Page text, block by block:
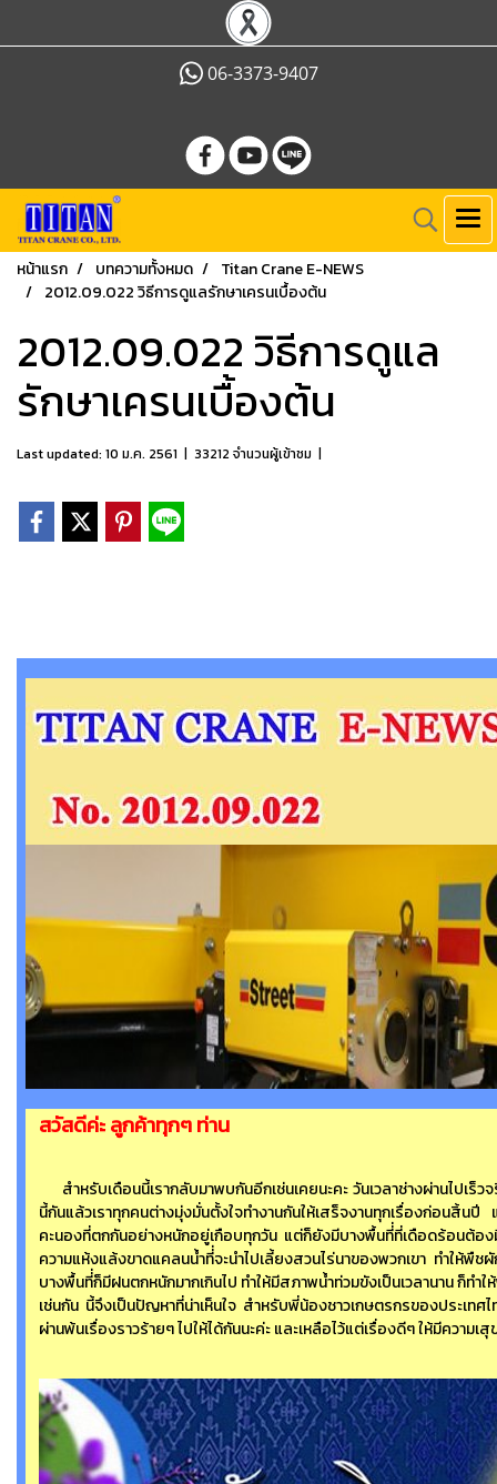
06-3373-9407
หน้าแรก บทความทั้งหมด
Titan Crane E-NEWS
2012.09.022 วิธีการดูแลรักษาเครนเบื้องต้น
2012.09.022 วิธีการดูแล
รักษาเครนเบื้องต้น
Last updated: 10 ม.ค. 2561 | 33212 จำนวนผู้เข้าชม |
สวัสดีค่ะ ลูกค้าทุกๆ ท่าน
สำหรับเดือนนี้เรากลับมาพบกันอีกเช่นเคยนะคะ วันเวลาช่างผ่านไปเร็
นี้กันแล้วเราทุกคนต่างมุ่งมั่นตั้งใจทำงานกันให้เสร็จงานทุกเรื่องก่อนสิ้นปี
คะนองที่ตกกันอย่างหนักอยู่เกือบทุกวัน แต่ก็ยังมีบางพื้นที่่ที่เดือดร้อนต้อง
ความแห้งแล้งขาดแคลนน้ำที่่จะนำไปเลี้ยงสวนไร่นาของพวกเขา ทำให้
บางพื้นที่่ก็มีฝนตกหนักมากเกินไป ทำให้มีสภาพน้ำท่วมขังเป็นเวลานาน ก็ทำ
เช่นกัน นี้จึงเป็นปัญหาที่น่าเห็นใจ สำหรับพี่น้องชาวเกษตรกรของประเท
ผ่านพ้นเรื่องราวร้ายๆ ไปให้ได้กันนะค่ะ และเหลือไว้แต่เรื่องดีๆ ให้มีความ